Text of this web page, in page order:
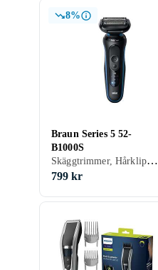
8%
Braun Series 5 52-
B1000S
Skäggtrimmer, Hårklippare, Batteridrift, För våt och torr användning, Stöd för snabbladdning, Vibrerande rakning (folie), Vattentät, Turboläge
799 kr